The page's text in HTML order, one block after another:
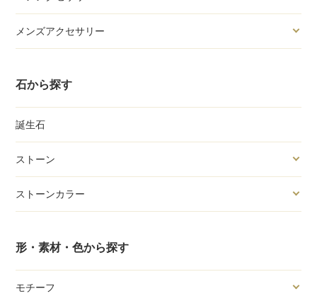
メンズアクセサリー
石から探す
誕生石
ストーン
ストーンカラー
形・素材・色から探す
モチーフ